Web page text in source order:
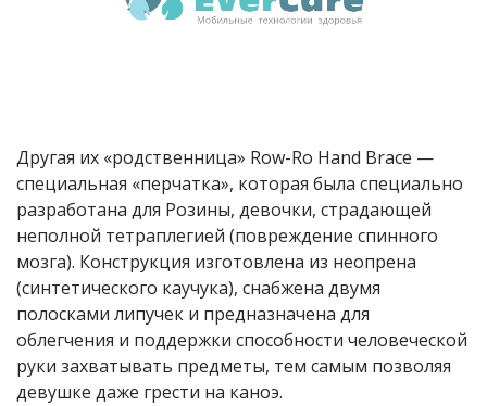
Другая их «родственница» Row-Ro Hand Brace —
специальная «перчатка», которая была специально
разработана для Розины, девочки, страдающей
неполной тетраплегией (повреждение спинного
мозга). Конструкция изготовлена из неопрена
(синтетического каучука), снабжена двумя
полосками липучек и предназначена для
облегчения и поддержки способности человеческой
руки захватывать предметы, тем самым позволяя
девушке даже грести на каноэ.